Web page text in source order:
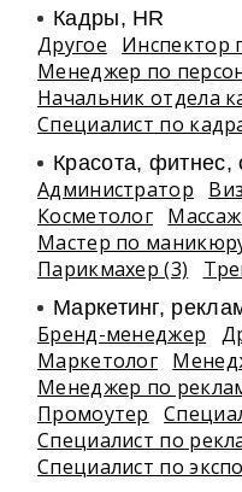
Кадры, HR
Другое
Инспектор
Менеджер по
Начальник отдела
Специалист по
Красота, фитнес,
Администратор
Косметолог
Мастер по
Парикмахер (3)
Маркетинг,
Бренд-менеджер
Маркетолог
Менеджер по
Промоутер
Специалист по
Специалист по